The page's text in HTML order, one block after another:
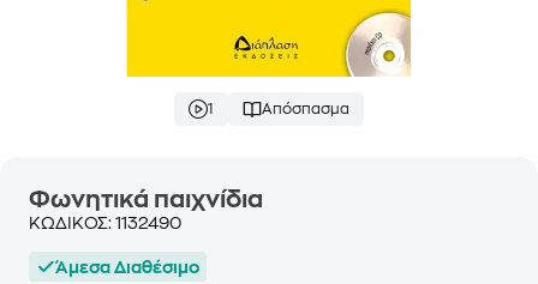
1 Απόσπασμα
Φωνητικά παιχνίδια
ΚΩΔΙΚΟΣ: 1132490
Άμεσα Διαθέσιμο